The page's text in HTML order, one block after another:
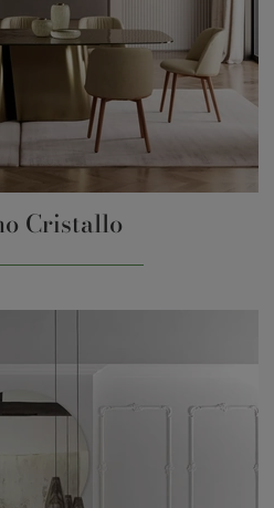
Cristallo